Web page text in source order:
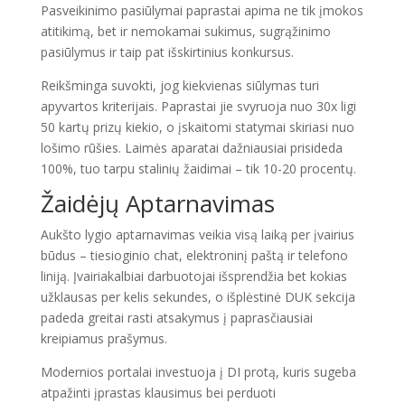
Pasveikinimo pasiūlymai paprastai apima ne tik įmokos
atitikimą, bet ir nemokamai sukimus, sugrąžinimo
pasiūlymus ir taip pat išskirtinius konkursus.
Reikšminga suvokti, jog kiekvienas siūlymas turi
apyvartos kriterijais. Paprastai jie svyruoja nuo 30x ligi
50 kartų prizų kiekio, o įskaitomi statymai skiriasi nuo
lošimo rūšies. Laimės aparatai dažniausiai prisideda
100%, tuo tarpu stalinių žaidimai – tik 10-20 procentų.
Žaidėjų Aptarnavimas
Aukšto lygio aptarnavimas veikia visą laiką per įvairius
būdus – tiesioginio chat, elektroninį paštą ir telefono
liniją. Įvairiakalbiai darbuotojai išsprendžia bet kokias
užklausas per kelis sekundes, o išplėstinė DUK sekcija
padeda greitai rasti atsakymus į paprasčiausiai
kreipiamus prašymus.
Modernios portalai investuoja į DI protą, kuris sugeba
atpažinti įprastas klausimus bei perduoti